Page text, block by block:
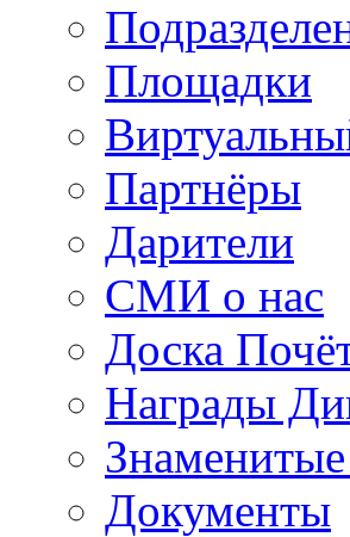
Площадки
Партнёры
Дарители
СМИ о нас
Доска
Награды
Документы